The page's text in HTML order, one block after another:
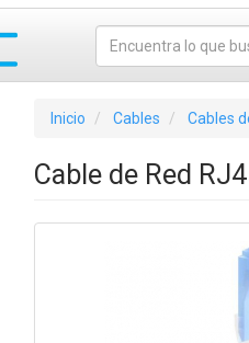
Inicio Cables Cables
Cable de Red